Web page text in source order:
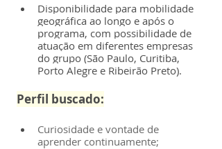
Disponibilidade para mobilidade
geográfica ao longo e após o
programa, com possibilidade de
atuação em diferentes empresas
do grupo (São Paulo, Curitiba,
Porto Alegre e Ribeirão Preto).
Perfil buscado:
Curiosidade e vontade de
aprender continuamente;